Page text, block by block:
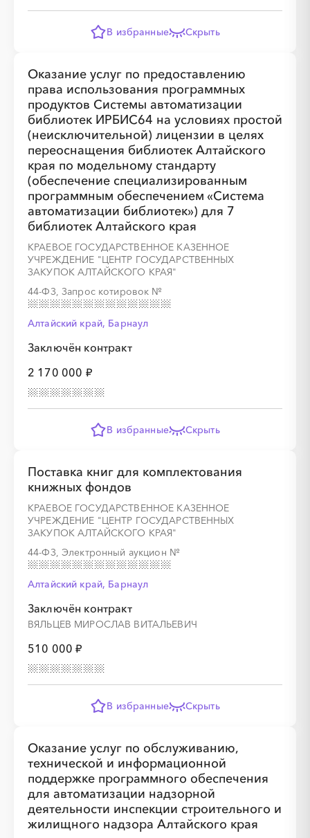
В избранные Скрыть
Оказание услуг по предоставлению
права использования программных
продуктов Системы автоматизации
библиотек ИРБИС64 на условиях простой
(неисключительной) лицензии в целях
переоснащения библиотек Алтайского
края по модельному стандарту
(обеспечение специализированным
программным обеспечением «Система
автоматизации библиотек») для 7
библиотек Алтайского края
КРАЕВОЕ ГОСУДАРСТВЕННОЕ КАЗЕННОЕ
УЧРЕЖДЕНИЕ "ЦЕНТР ГОСУДАРСТВЕННЫХ
ЗАКУПОК АЛТАЙСКОГО КРАЯ"
44-ФЗ, Запрос котировок №
Алтайский край, Барнаул
Заключён контракт
2 170 000 ₽
В избранные Скрыть
Поставка книг для комплектования
книжных фондов
КРАЕВОЕ ГОСУДАРСТВЕННОЕ КАЗЕННОЕ
УЧРЕЖДЕНИЕ "ЦЕНТР ГОСУДАРСТВЕННЫХ
ЗАКУПОК АЛТАЙСКОГО КРАЯ"
44-ФЗ, Электронный аукцион №
Алтайский край, Барнаул
Заключён контракт
ВЯЛЬЦЕВ МИРОСЛАВ ВИТАЛЬЕВИЧ
510 000 ₽
В избранные Скрыть
Оказание услуг по обслуживанию,
технической и информационной
поддержке программного обеспечения
для автоматизации надзорной
деятельности инспекции строительного и
жилищного надзора Алтайского края
░░░ ░░░░ ░░░░
░
░
░
░
░
░
░
░
░
░
░░░░░░░░░░░░
░
░
░
░
░
░
░
░
░
░
░
░
░
░░░░░░░░░